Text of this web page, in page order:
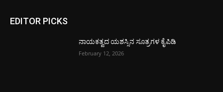
EDITOR PICKS
ನಾಯಕತ್ವದ ಯಶಸ್ಸಿನ ಸೂತ್ರಗಳ ಕೈಪಿಡಿ
February 12, 2026